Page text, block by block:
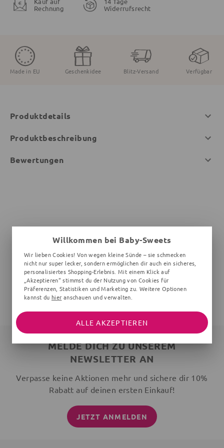
Rechnung
Widerrufsrecht
Made in EU Geschenkidee Blitz-Versand Verfügbar
Produktdetails
Produktbeschreibung
Bewertungen
MELDE DICH ZU UNSEREM
NEWSLETTER AN
Verpasse keine Aktionen mehr und sichere dir 10%
Rabatt auf deinen ersten Einkauf!
JETZT ANMELDEN
Willkommen bei Baby-Sweets
Wir lieben Cookies! Von wegen kleine Sünde – sie schmecken
nicht nur super lecker, sondern ermöglichen dir auch ein sicheres,
personalisiertes Shopping-Erlebnis. Mit einem Klick auf
„Akzeptieren“ stimmst du der Nutzung von Cookies für
Präferenzen, Statistiken und Marketing zu. Weitere Optionen
kannst du hier anschauen und verwalten.
ALLE AKZEPTIEREN